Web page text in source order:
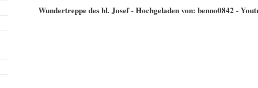
Wundertreppe des hl. Josef - Hochgeladen von: benno0842 -